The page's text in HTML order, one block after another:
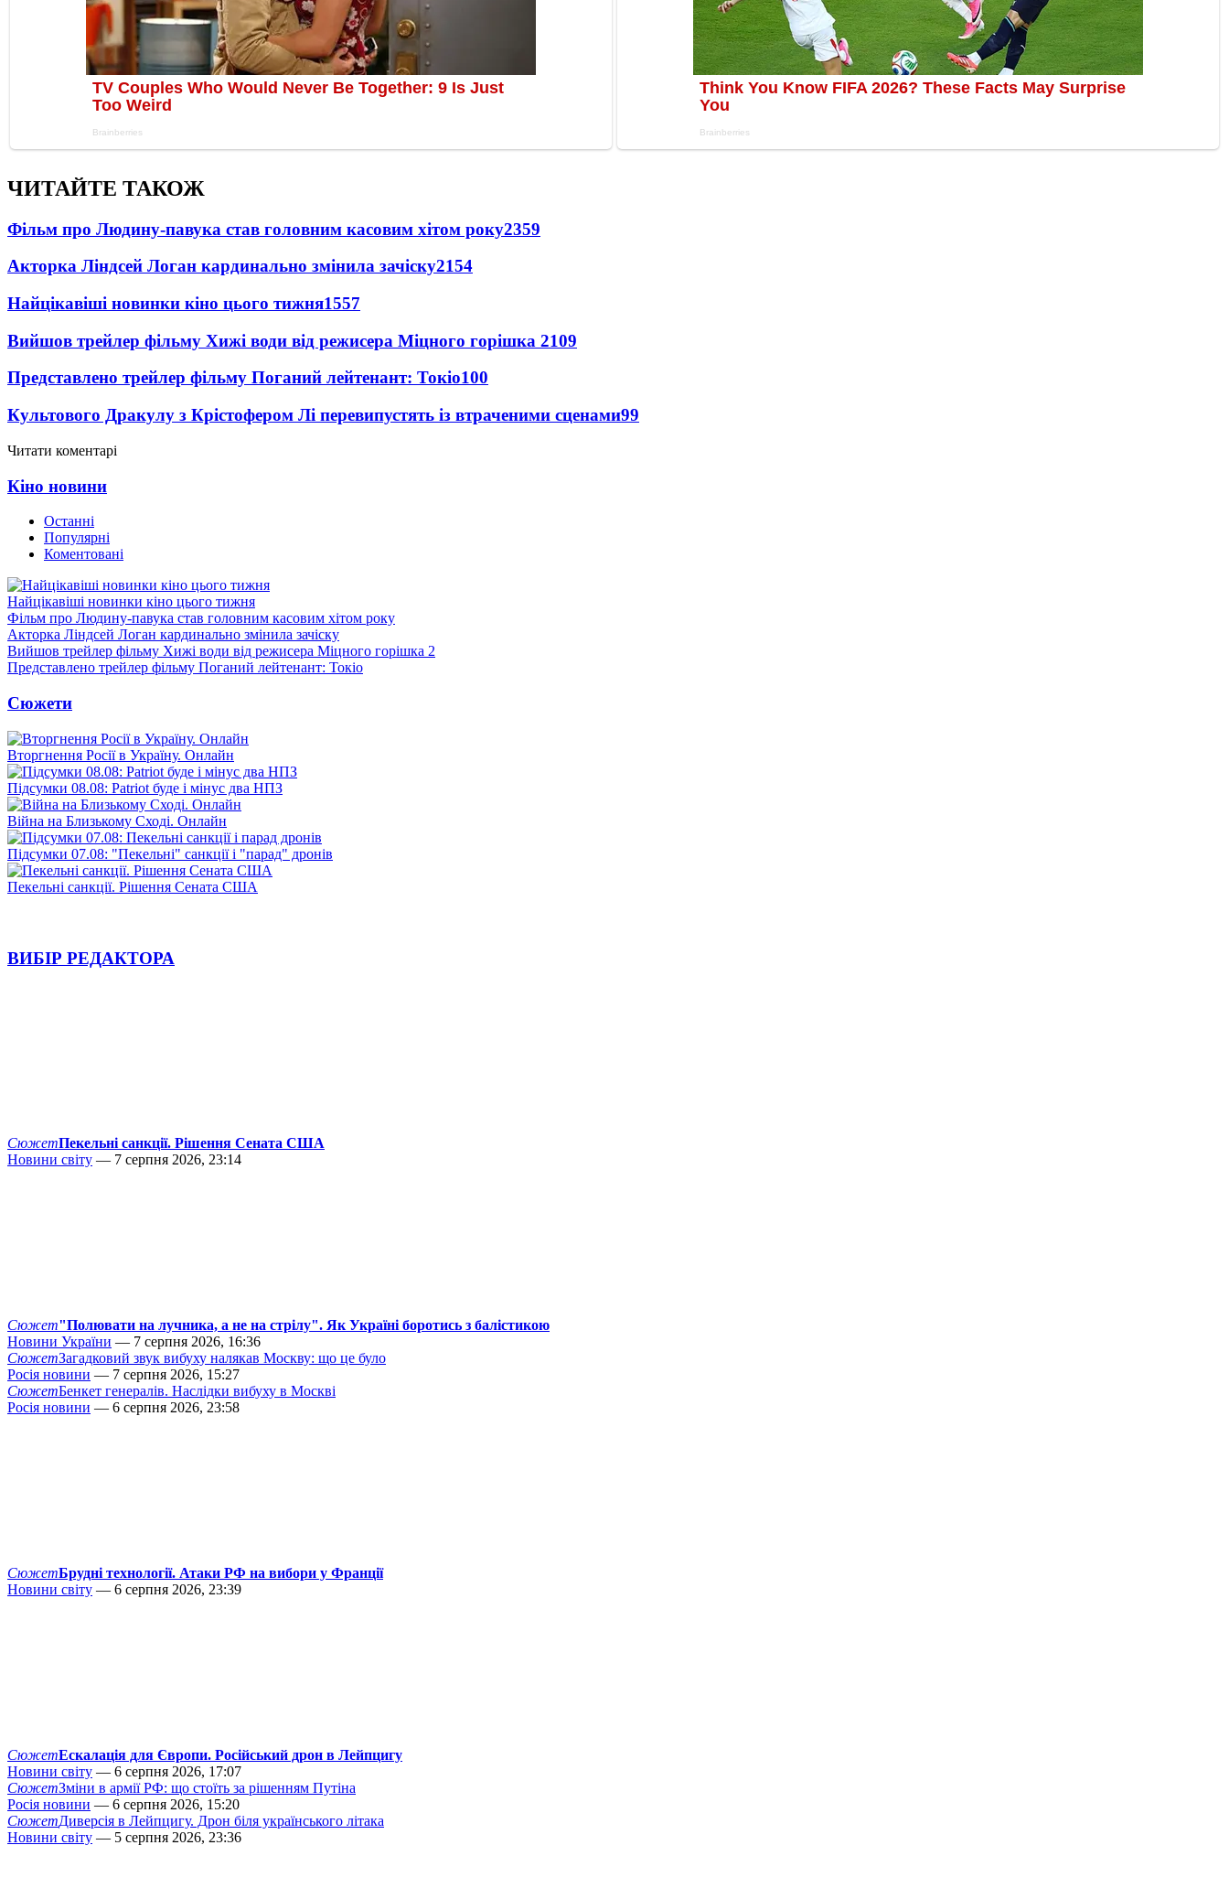
ЧИТАЙТЕ ТАКОЖ
Фільм про Людину-павука став головним касовим хітом року2359
Акторка Ліндсей Логан кардинально змінила зачіску2154
Найцікавіші новинки кіно цього тижня1557
Вийшов трейлер фільму Хижі води від режисера Міцного горішка 2109
Представлено трейлер фільму Поганий лейтенант: Токіо100
Культового Дракулу з Крістофером Лі перевипустять із втраченими сценами99
Читати коментарі
Кіно новини
Останні
Популярні
Коментовані
Найцікавіші новинки кіно цього тижня
Фільм про Людину-павука став головним касовим хітом року
Акторка Ліндсей Логан кардинально змінила зачіску
Вийшов трейлер фільму Хижі води від режисера Міцного горішка 2
Представлено трейлер фільму Поганий лейтенант: Токіо
Сюжети
Вторгнення Росії в Україну. Онлайн
Підсумки 08.08: Patriot буде і мінус два НПЗ
Війна на Близькому Сході. Онлайн
Підсумки 07.08: "Пекельні" санкції і "парад" дронів
Пекельні санкції. Рішення Сената США
ВИБІР РЕДАКТОРА
СюжетПекельні санкції. Рішення Сената США
Новини світу — 7 серпня 2026, 23:14
Сюжет"Полювати на лучника, а не на стрілу". Як Україні боротись з балістикою
Новини України — 7 серпня 2026, 16:36
СюжетЗагадковий звук вибуху налякав Москву: що це було
Росія новини — 7 серпня 2026, 15:27
СюжетБенкет генералів. Наслідки вибуху в Москві
Росія новини — 6 серпня 2026, 23:58
СюжетБрудні технології. Атаки РФ на вибори у Франції
Новини світу — 6 серпня 2026, 23:39
СюжетЕскалація для Європи. Російський дрон в Лейпцигу
Новини світу — 6 серпня 2026, 17:07
СюжетЗміни в армії РФ: що стоїть за рішенням Путіна
Росія новини — 6 серпня 2026, 15:20
СюжетДиверсія в Лейпцигу. Дрон біля українського літака
Новини світу — 5 серпня 2026, 23:36